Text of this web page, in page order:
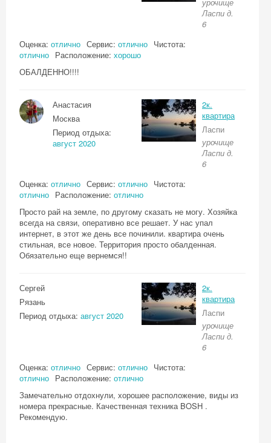
Ласпи д.
6
Оценка: отлично Сервис: отлично Чистота:
отлично Расположение: хорошо
ОБАЛДЕННО!!!!
Анастасия
Москва
Период отдыха:
август 2020
2к.
квартира
Ласпи
урочище
Ласпи д.
6
Оценка: отлично Сервис: отлично Чистота:
отлично Расположение: отлично
Просто рай на земле, по другому сказать не могу. Хозяйка
всегда на связи, оперативно все решает. У нас упал
интернет, в этот же день все починили. квартира очень
стильная, все новое. Территория просто обалденная.
Обязательно еще вернемся!!
Сергей
Рязань
Период отдыха: август 2020
2к.
квартира
Ласпи
урочище
Ласпи д.
6
Оценка: отлично Сервис: отлично Чистота:
отлично Расположение: отлично
Замечательно отдохнули, хорошее расположение, виды из
номера прекрасные. Качественная техника BOSH .
Рекомендую.